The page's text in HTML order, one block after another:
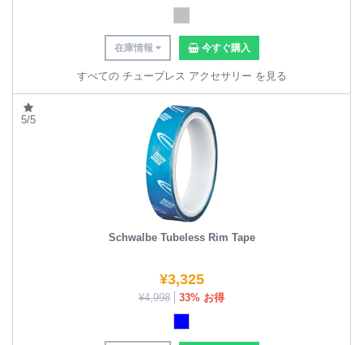
在庫情報 今すぐ購入
すべての チューブレス アクセサリー を見る
5/5
Schwalbe Tubeless Rim Tape
¥3,325
¥4,998 33% お得